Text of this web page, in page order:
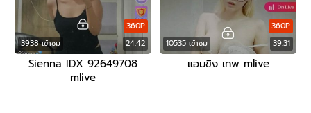
3938 เข้าชม 24:42
360P
Sienna IDX 92649708
mlive
10535 เข้าชม 39:31
360P
แอมขิง เทพ mlive